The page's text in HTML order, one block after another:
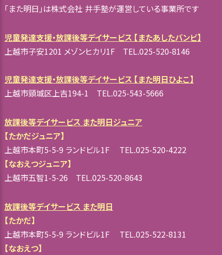
「また明日」は株式会社 井手塾が運営している事業所です
児童発達支援・放課後等デイサービス 【またあしたバンビ】
上越市子安1201 メゾンヒカリ1F TEL.025-520-8146
児童発達支援・放課後等デイサービス 【また明日ひよこ】
上越市頸城区上吉194-1 TEL.025-543-5666
放課後等デイサービス また明日ジュニア
【たかだジュニア】
上越市本町5-5-9 ランドビル1F TEL.025-520-4222
【なおえつジュニア】
上越市五智1-5-26 TEL.025-520-8643
放課後等デイサービス また明日
【たかだ】
上越市本町5-5-9 ランドビル1F TEL.025-522-8131
【なおえつ】